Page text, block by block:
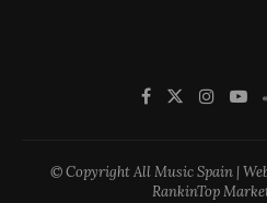
© Copyright All Music Spain |
RankinTop